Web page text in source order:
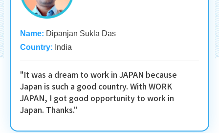
Name: Dipanjan Sukla Das
Country: India
"It was a dream to work in JAPAN because
Japan is such a good country. With WORK
JAPAN, I got good opportunity to work in
Japan. Thanks."